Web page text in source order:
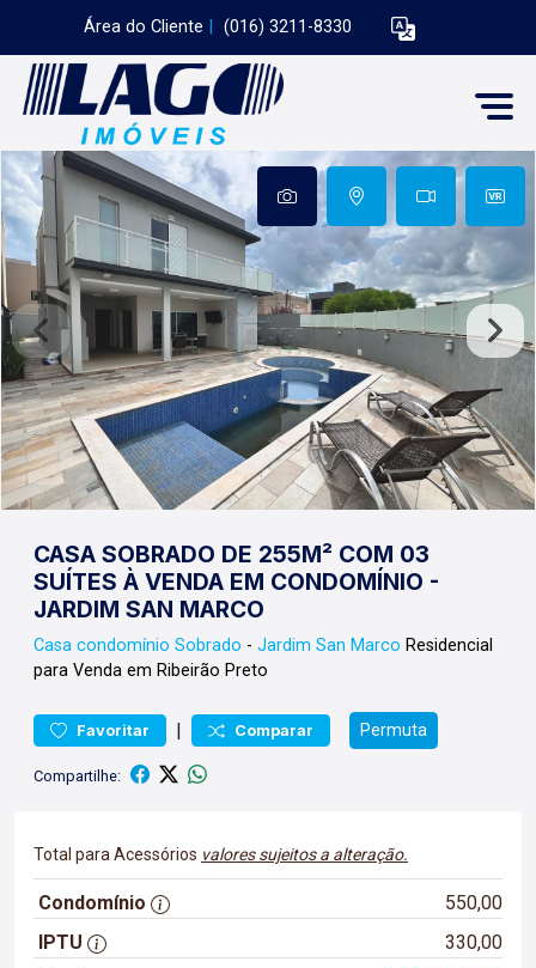
Área do Cliente (016) 3211-8330
CASA SOBRADO DE 255M² COM 03
SUÍTES À VENDA EM CONDOMÍNIO -
JARDIM SAN MARCO
Casa condomínio Sobrado - Jardim San Marco Residencial
para Venda em Ribeirão Preto
Favoritar | Comparar Permuta
Compartilhe:
Total para Acessórios valores sujeitos a alteração.
Condomínio
550,00
IPTU
330,00